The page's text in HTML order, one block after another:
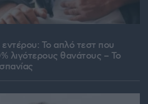
Το απλό τεστ που
λιγότερους θανάτους – Το